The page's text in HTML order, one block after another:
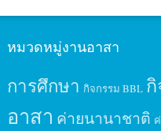
หมวดหมู่งานอาสา
การศึกษา กิจกรรม BBL
อาสา ค่ายนานาชาติ